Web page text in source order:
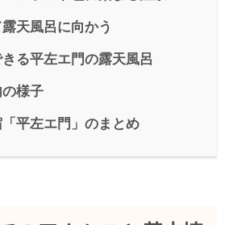
天風呂に向かう
る平左エ門の露天風呂
様子
平左エ門」のまとめ